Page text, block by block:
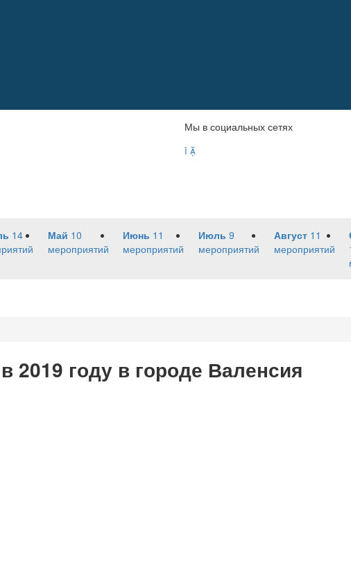
Мы в социальных сетях
 
14
Май 10
мероприятий
Июнь 11
мероприятий
Июль 9
мероприятий
Август 11
мероприятий
2019 году в городе Валенсия